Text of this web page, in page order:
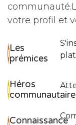
communauté.
votre profil et
Les
prémices
Héros
communautaire
Connaissance